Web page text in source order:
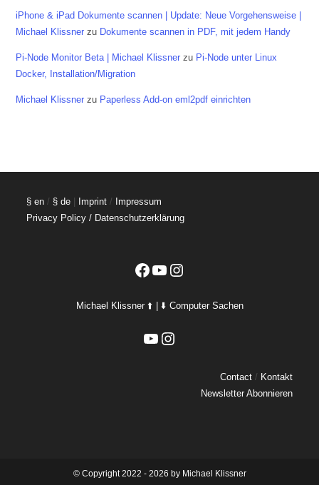
iPhone & iPad Dokumente scannen | Update: Neue Vorgehensweise |
Michael Klissner zu Dokumente scannen in PDF, mit jedem Handy
Pi-Node Monitor Beta | Michael Klissner zu Pi-Node unter Linux
Docker, Installation/Migration
Michael Klissner zu Paperless Add-on eml2pdf einrichten
§ en / § de Imprint / Impressum
Privacy Policy / Datenschutzerklärung
Facebook
YouTubeInstagram
Michael Klissner ⬆️ | ⬇️ Computer Sachen
YouTubeInstagram
Contact/ Kontakt
Newsletter Abonnieren
©️ Copyright 2022 - 2026 by Michael Klissner